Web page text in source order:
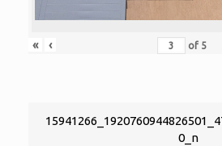
« ‹ of 5
0_n